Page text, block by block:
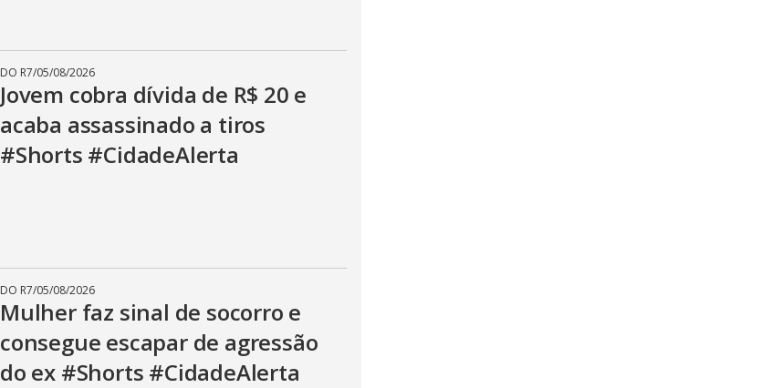
DO R7/05/08/2026
Jovem cobra dívida de R$ 20 e
acaba assassinado a tiros
#Shorts #CidadeAlerta
DO R7/05/08/2026
Mulher faz sinal de socorro e
consegue escapar de agressão
do ex #Shorts #CidadeAlerta